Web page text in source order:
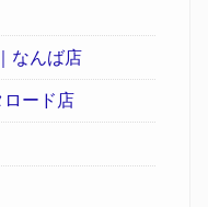
なんば店
ロード店